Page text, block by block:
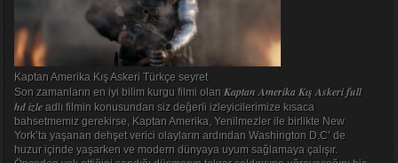
Kaptan Amerika Kış Askeri Türkçe seyret
Son zamanların en iyi bilim kurgu filmi olan Kaptan Amerika Kış Askeri full
hd izleadlı filmin konusundan siz değerli izleyicilerimize kısaca
bahsetmemiz gerekirse, Kaptan Amerika, Yenilmezler ile birlikte New
York’ta yaşanan dehşet verici olayların ardından Washington D.C’ de
huzur içinde yaşarken ve modern dünyaya uyum sağlamaya çalışır.